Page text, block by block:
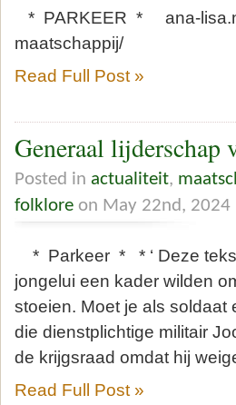
* PARKEER * ana-
maatschappij/
Read Full Post »
Generaal
Posted in actualiteit,
folklore on May 22nd, 2024
* Parkeer * * ‘ Deze
jongelui een kader wilden
stoeien. Moet je als soldaat
die dienstplichtige militair
de krijgsraad omdat hij
Read Full Post »